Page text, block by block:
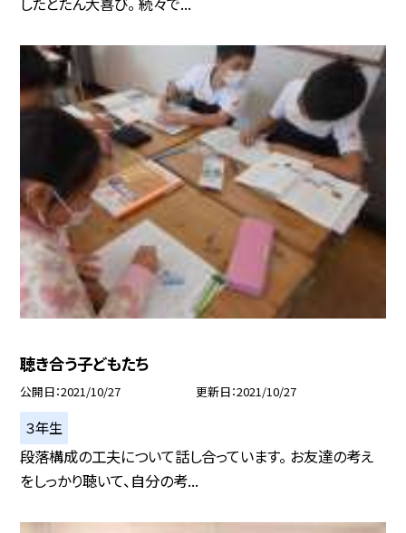
聴き合う子どもたち
公開日 2021/10/27 更新日 2021/10/27
３年生
段落構成の工夫について話し合っています。 お友達の考え
をしっかり聴いて、自分の考...